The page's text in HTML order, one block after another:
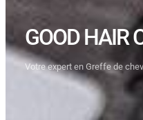
GOOD HAIR
Votre expert en Greffe de